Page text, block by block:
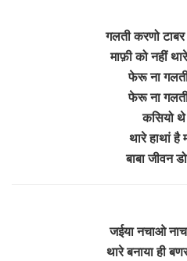
गलती करणो
माफ़ी को नहीं
फेरू ना
फेरू ना
कसियो थे
थारे हाथां है
बाबा जीवन
जईया नचाओ
थारे बनाया ही